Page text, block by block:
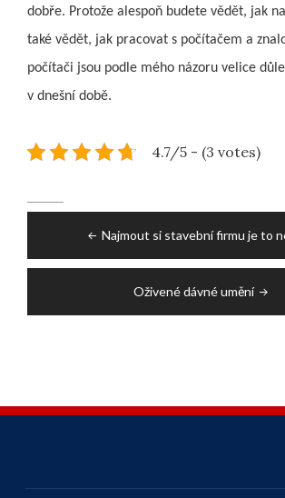
dobře. Protože alespoň budete vědět, jak
také vědět, jak pracovat s počítačem a
počítači jsou podle mého názoru velice
v dnešní době.
4.7/5 - (3 votes)
navigationNajmout si stavební firmu je to
Oživené dávné umění